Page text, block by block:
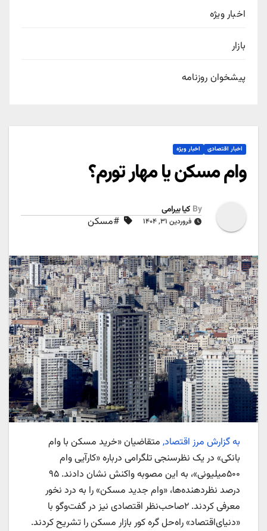
اخبار ویژه
بازار
پیشخوان روزنامه
اخبار اقتصادی اخبار ویژه
وام مسکن یا مهار تورم؟
By کیا بیرامی
فروردین ۳۱, ۱۴۰۴ #مسکن
به گزارش مرز اقتصاد, متقاضیان «خرید مسکن با وام
بانکی» در یک نظرسنجی تلگرامی درباره «کارآیی وام
۵۰۰میلیونی»، به این مصوبه واکنش نشان دادند. ۹۵
درصد نظردهنده‌ها، «وام جدید مسکن» را به درد نخور
معرفی کردند. ۲صاحب‌نظر اقتصادی نیز در گفت‌وگو با
«دنیای‌اقتصاد» راه‌حل گره کور بازار مسکن را تشریح کردند.